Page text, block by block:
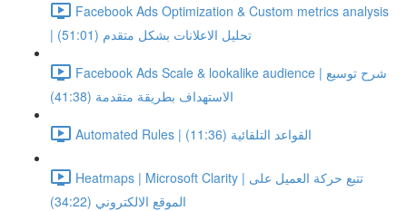
Facebook Ads Optimization & Custom metrics analysis
| تحليل الاعلانات بشكل متقدم (51:01)
Facebook Ads Scale & lookalike audience | شرح توسيع
الاستهداف بطريقة متقدمة (41:38)
Automated Rules | القواعد التلقائية (11:36)
Heatmaps | Microsoft Clarity | تتبع حركة العميل على
الموقع الالكتروني (34:22)